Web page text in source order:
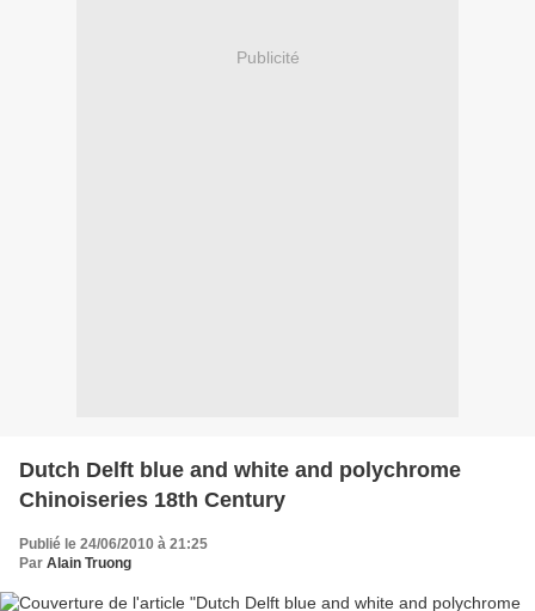
Publicité
Dutch Delft blue and white and polychrome
Chinoiseries 18th Century
Publié le 24/06/2010 à 21:25
Par Alain Truong